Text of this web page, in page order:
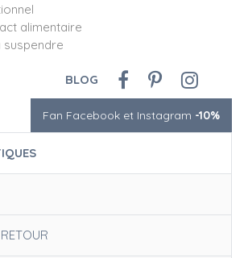
alimentaire
BLOG
Fan Facebook et Instagram -10%